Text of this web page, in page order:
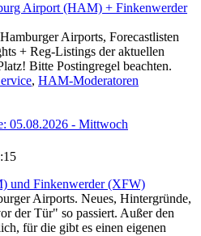
Airport (HAM) + Finkenwerder
Airports, Forecastlisten
+ Reg-Listings der aktuellen
Bitte Postingregel beachten.
, HAM-Moderatoren
05.08.2026 - Mittwoch
und Finkenwerder (XFW)
Airports. Neues, Hintergründe,
der Tür" so passiert. Außer den
für die gibt es einen eigenen